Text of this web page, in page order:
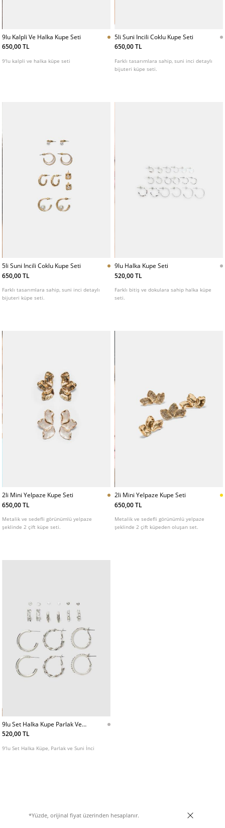
9lu Kalpli Ve Halka Kupe Seti
650,00 TL
9'lu kalpli ve halka küpe seti
5li Suni Incili Coklu Kupe Seti
650,00 TL
Farklı tasarımlara sahip, suni inci detaylı
bijuteri küpe seti.
5li Suni Incili Coklu Kupe Seti
650,00 TL
Farklı tasarımlara sahip, suni inci detaylı
bijuteri küpe seti.
9lu Halka Kupe Seti
520,00 TL
Farklı bitiş ve dokulara sahip halka küpe
seti.
2li Mini Yelpaze Kupe Seti
650,00 TL
Metalik ve sedefli görünümlü yelpaze
şeklinde 2 çift küpe seti.
2li Mini Yelpaze Kupe Seti
650,00 TL
Metalik ve sedefli görünümlü yelpaze
şeklinde 2 çift küpeden oluşan set.
9lu Set Halka Kupe Parlak Ve
Suni Inci
520,00 TL
9'lu Set Halka Küpe, Parlak ve Suni İnci
*Yüzde, orijinal fiyat üzerinden hesaplanır.